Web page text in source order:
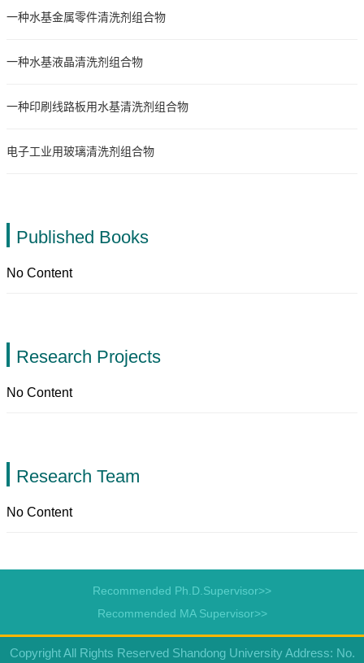
一种水基金属零件清洗剂组合物
一种水基液晶清洗剂组合物
一种印刷线路板用水基清洗剂组合物
电子工业用玻璃清洗剂组合物
Published Books
No Content
Research Projects
No Content
Research Team
No Content
Recommended Ph.D.Supervisor>>
Recommended MA Supervisor>>
Copyright All Rights Reserved Shandong University Address: No.